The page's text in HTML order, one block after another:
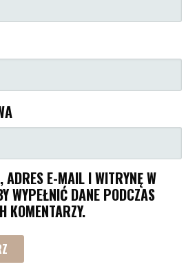
ADRES E-MAIL I WITRYNĘ W
WYPEŁNIĆ DANE PODCZAS
KOMENTARZY.